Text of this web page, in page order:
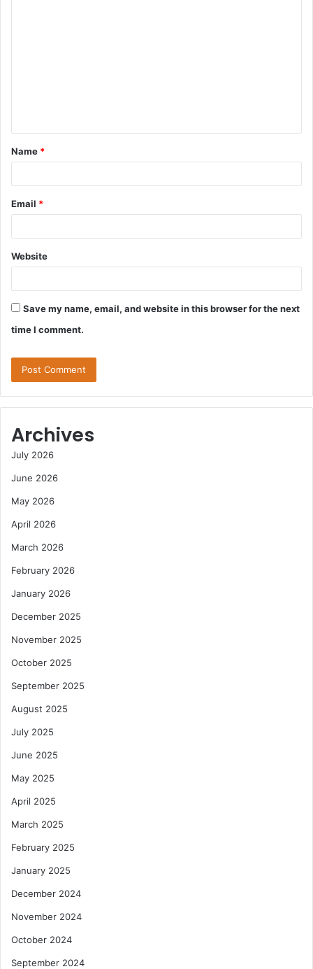
t
*
Name *
Email *
Website
Save my name, email, and website in this browser for the next
time I comment.
Archives
July 2026
June 2026
May 2026
April 2026
March 2026
February 2026
January 2026
December 2025
November 2025
October 2025
September 2025
August 2025
July 2025
June 2025
May 2025
April 2025
March 2025
February 2025
January 2025
December 2024
November 2024
October 2024
September 2024